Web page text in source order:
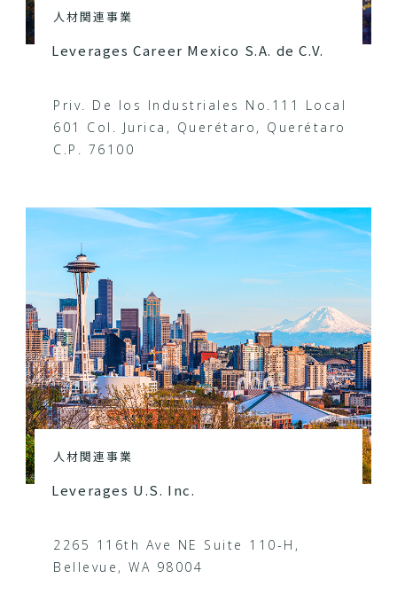
人材関連事業
Leverages Career Mexico S.A. de C.V.
Priv. De los Industriales No.111 Local
601 Col. Jurica, Querétaro, Querétaro
C.P. 76100
人材関連事業
Leverages U.S. Inc.
2265 116th Ave NE Suite 110-H,
Bellevue, WA 98004